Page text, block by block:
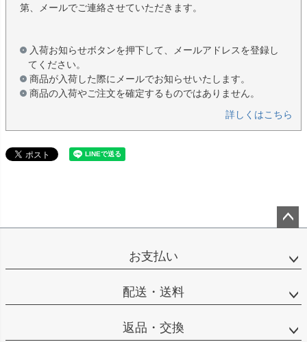
第、メールでご連絡させていただきます。
入荷お知らせボタンを押下して、メールアドレスを登録し
てください。
商品が入荷した際にメールでお知らせいたします。
商品の入荷やご注文を確定するものではありません。
詳しくはこちら
ップ
お支払い
配送・送料
返品・交換